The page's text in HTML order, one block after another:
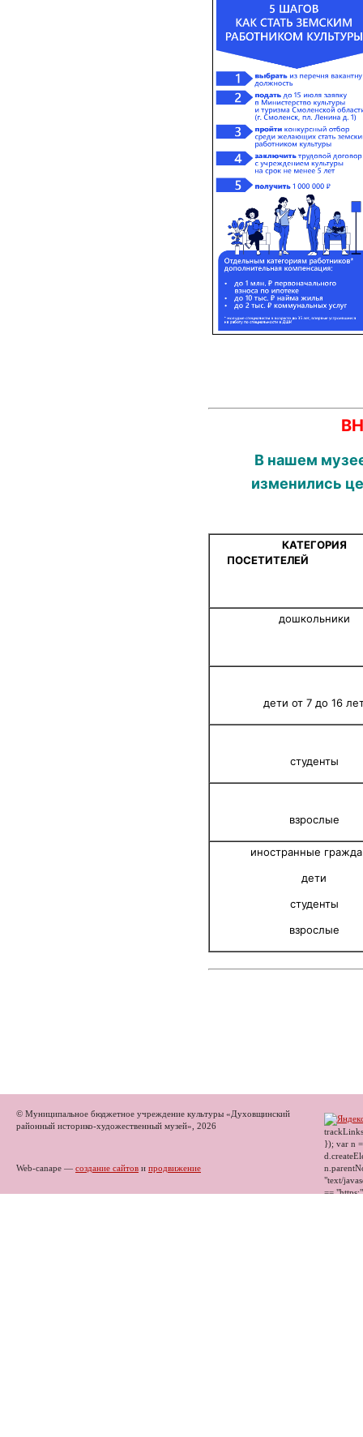
В нашем
изменились
КАТЕГОРИЯ
дошкольники
дети от 7 до 16
студенты
взрослые
иностранные
дети
студенты
взрослые
© Муниципальное бюджетное учреждение культуры «Духовщинский
районный историко-художественный музей», 2026
Web-canape — создание сайтов и продвижение
}); var n
"text/
==